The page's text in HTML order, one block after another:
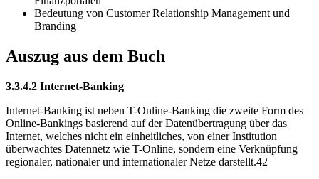
Bedeutung von Customer Relationship Management und
Branding
Auszug aus dem Buch
3.3.4.2 Internet-Banking
Internet-Banking ist neben T-Online-Banking die zweite Form des
Online-Bankings basierend auf der Datenübertragung über das
Internet, welches nicht ein einheitliches, von einer Institution
überwachtes Datennetz wie T-Online, sondern eine Verknüpfung
regionaler, nationaler und internationaler Netze darstellt.42